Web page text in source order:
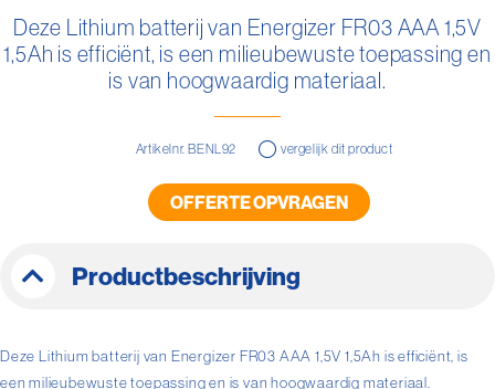
Productbeschrijving
Deze Lithium batterij van Energizer FR03 AAA 1,5V 1,5Ah is efficiënt, is
een milieubewuste toepassing en is van hoogwaardig materiaal.
begin
van
Deze Lithium batterij van Energizer FR03 AAA 1,5V
1,5Ah is efficiënt, is een milieubewuste toepassing en
is van hoogwaardig materiaal.
Artikelnr. BENL92 vergelijk dit product
OFFERTE OPVRAGEN